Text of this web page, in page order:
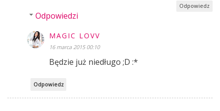
Odpowiedz
Odpowiedzi
MAGIC LOVV
16 marca 2015 00:10
Będzie już niedługo ;D :*
Odpowiedz